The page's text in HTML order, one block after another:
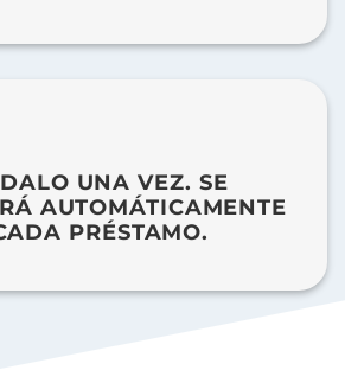
UNA VEZ. SE
AUTOMÁTICAMENTE
PRÉSTAMO.